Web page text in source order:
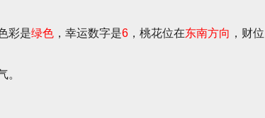
彩是绿色 ，幸运数字是6 ，桃花位在东南方向 ，财位
。